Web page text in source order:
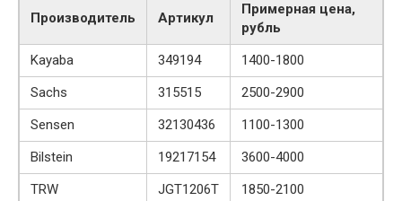
Производитель Артикул
Примерная цена,
рубль
Kayaba
349194
1400-1800
Sachs
315515
2500-2900
Sensen
32130436
1100-1300
Bilstein
19217154
3600-4000
TRW
JGT1206T 1850-2100